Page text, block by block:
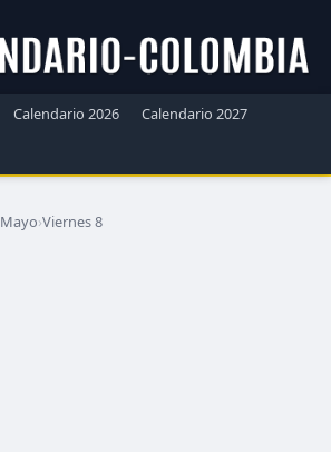
Calendario 2026
Calendario 2027
Mayo›Viernes 8